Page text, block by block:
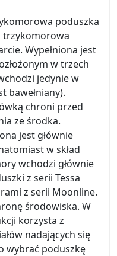
poduszka
trzykomorowa
Wypełniona jest
w trzech
jedynie w
bawełniany).
chroni przed
ze środka.
jest głównie
w skład
wchodzi głównie
z serii Tessa
z serii Moonline.
środowiska. W
korzysta z
nadających się
wybrać poduszkę